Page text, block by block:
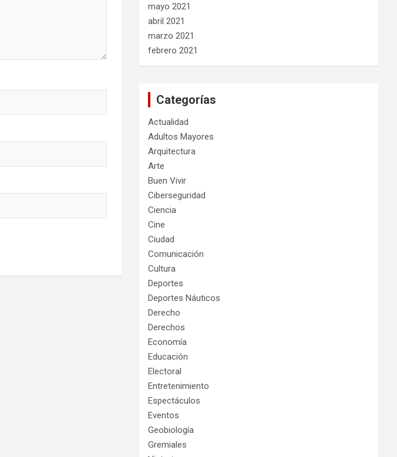
mayo 2021
abril 2021
marzo 2021
febrero 2021
Categorías
Actualidad
Adultos Mayores
Arquitectura
Arte
Buen Vivir
Ciberseguridad
Ciencia
Cine
Ciudad
Comunicación
Cultura
Deportes
Deportes Náuticos
Derecho
Derechos
Economía
Educación
Electoral
Entretenimiento
Espectáculos
Eventos
Geobiología
Gremiales